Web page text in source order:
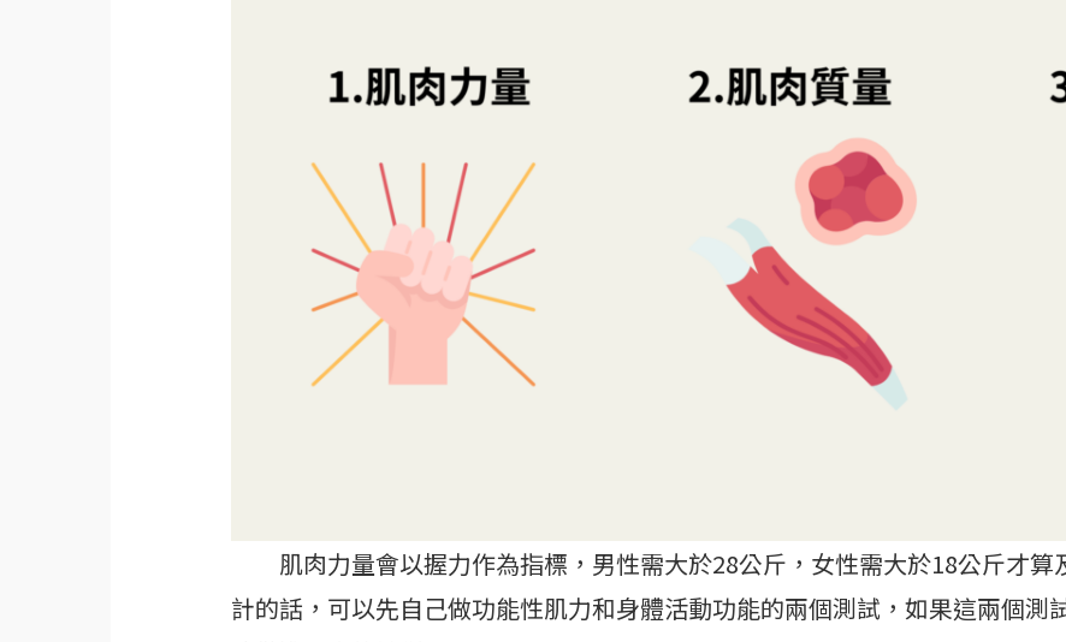
肌肉力量會以握力作為指標，男性需大於28公斤，女性需大於18公斤才算
計的話，可以先自己做功能性肌力和身體活動功能的兩個測試，如果這兩個測